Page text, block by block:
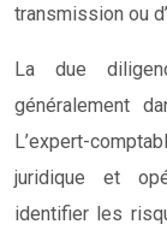
transmission ou
La due
généralement
L’expert-
juridique et
identifier les